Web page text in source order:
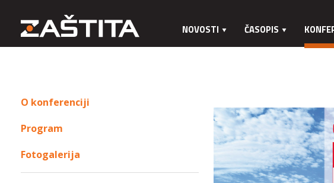
NOVOSTI ČASOPIS
O konferenciji
Program
Fotogalerija